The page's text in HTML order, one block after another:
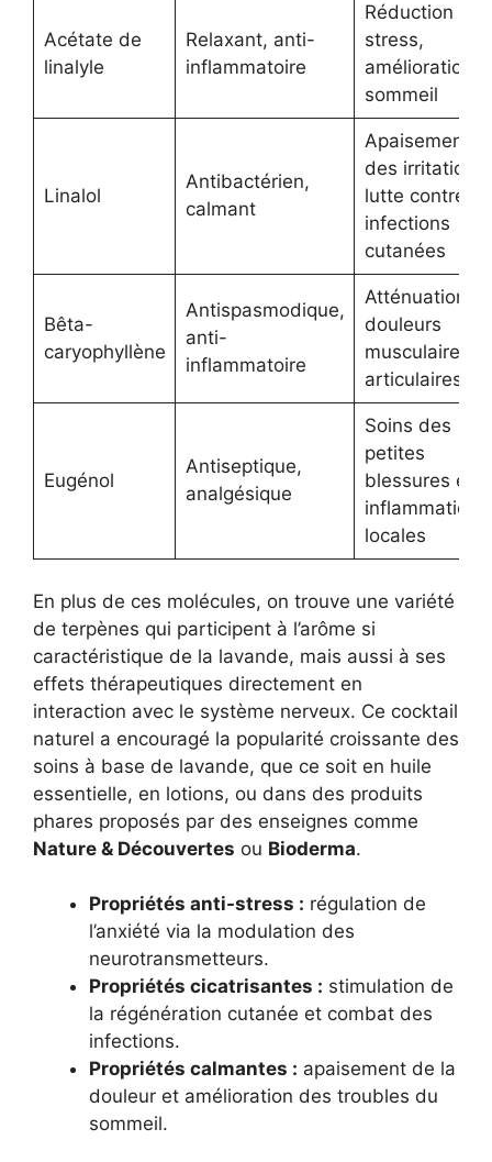
Acétate de
linalyle
Relaxant, anti-
inflammatoire
Réduction du
stress,
amélioration
sommeil
Linalol
Antibactérien,
calmant
Apaisement
des irritations,
lutte contre
infections
cutanées
Bêta-
caryophyllène
Antispasmodique,
anti-
inflammatoire
Atténuation
douleurs
musculaires et
articulaires
Eugénol
Antiseptique,
analgésique
Soins des
petites
blessures et
inflammations
locales
En plus de ces molécules, on trouve une variété
de terpènes qui participent à l’arôme si
caractéristique de la lavande, mais aussi à ses
effets thérapeutiques directement en
interaction avec le système nerveux. Ce cocktail
naturel a encouragé la popularité croissante des
soins à base de lavande, que ce soit en huile
essentielle, en lotions, ou dans des produits
phares proposés par des enseignes comme
Nature & Découvertes ou Bioderma.
Propriétés anti-stress : régulation de
l’anxiété via la modulation des
neurotransmetteurs.
Propriétés cicatrisantes : stimulation de
la régénération cutanée et combat des
infections.
Propriétés calmantes : apaisement de la
douleur et amélioration des troubles du
sommeil.